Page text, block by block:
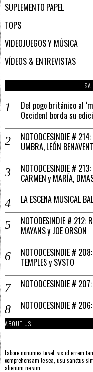
SUPLEMENTO PAPEL
TOPS
VIDEOJUEGOS Y MÚSICA
VÍDEOS & ENTREVISTAS
Del pogo británico al
Occident borda su
NOTODOESINDIE # 214:
UMBRA, LEÓN
NOTODOESINDIE # 213:
CARMEN y MARÍA,
LA ESCENA MUSICAL
NOTODESINDIE # 212:
MAYANS y JOE ORSON
NOTODOESINDIE #
TEMPLES y SVSTO
NOTODOESINDIE #
NOTODOESINDIE # 206:
ABOUT US
Labore nonumes te vel, vis id errem
comprehensam te sea, usu sanctus
alienum ne vim.